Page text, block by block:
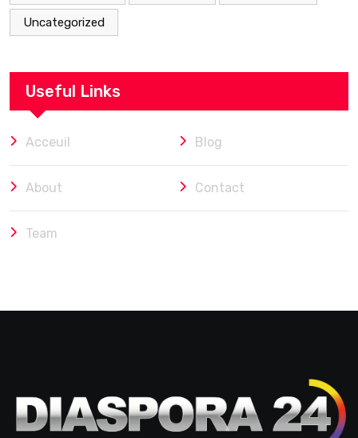
Uncategorized
Useful Links
Acceuil Blog
About Contact
Team